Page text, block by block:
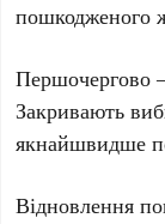
пошкодженого
Першочергово
Закривають
якнайшвидше
Відновлення